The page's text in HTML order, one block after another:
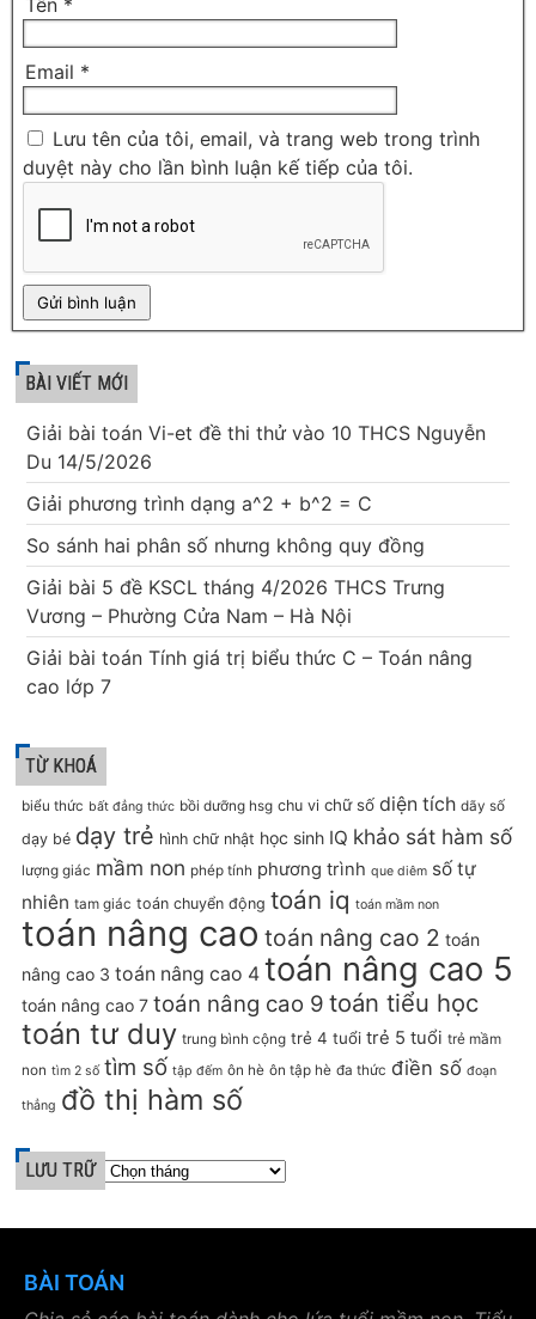
Tên *
Email *
Lưu tên của tôi, email, và trang web trong trình
duyệt này cho lần bình luận kế tiếp của tôi.
BÀI VIẾT MỚI
Giải bài toán Vi-et đề thi thử vào 10 THCS Nguyễn
Du 14/5/2026
Giải phương trình dạng a^2 + b^2 = C
So sánh hai phân số nhưng không quy đồng
Giải bài 5 đề KSCL tháng 4/2026 THCS Trưng
Vương – Phường Cửa Nam – Hà Nội
Giải bài toán Tính giá trị biểu thức C – Toán nâng
cao lớp 7
TỪ KHOÁ
biểu thức bất đẳng thức bồi dưỡng hsg chu vi chữ số diện tích dãy số
dạy bé dạy trẻ hình chữ nhật học sinh IQ khảo sát hàm số
lượng giác mầm non phép tính phương trình que diêm số tự
nhiên tam giác toán chuyển động toán iq toán mầm non
toán nâng cao toán nâng cao 2 toán
nâng cao 3 toán nâng cao 4 toán nâng cao 5
toán nâng cao 7 toán nâng cao 9 toán tiểu học
toán tư duy trung bình cộng trẻ 4 tuổi trẻ 5 tuổi trẻ mầm
non tìm 2 số tìm số tập đếm ôn hè ôn tập hè đa thức điền số đoạn
thẳng đồ thị hàm số
LƯU TRỮ
BÀI TOÁN